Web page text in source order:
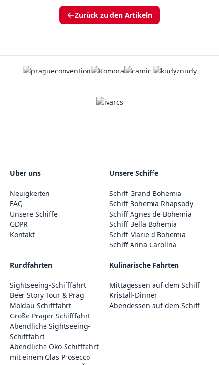
Zurück zu den Artikeln
Über uns
Neuigkeiten
FAQ
Unsere Schiffe
GDPR
Kontakt
Unsere Schiffe
Schiff Grand Bohemia
Schiff Bohemia Rhapsody
Schiff Agnes de Bohemia
Schiff Bella Bohemia
Schiff Marie d'Bohemia
Schiff Anna Carolina
Rundfahrten
Sightseeing-Schifffahrt
Beer Story Tour & Prag
Moldau Schifffahrt
Große Prager Schifffahrt
Abendliche Sightseeing-
Schifffahrt
Abendliche Öko-Schifffahrt
mit einem Glas Prosecco
Kulinarische Fahrten
Mittagessen auf dem Schiff
Kristall-Dinner
Abendessen auf dem Schiff